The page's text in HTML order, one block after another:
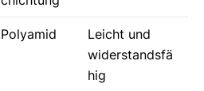
Polyamid
Leicht und
widerstandsfä
hig